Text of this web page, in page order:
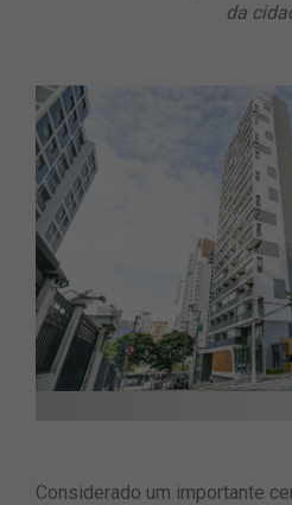
da
Considerado um importante